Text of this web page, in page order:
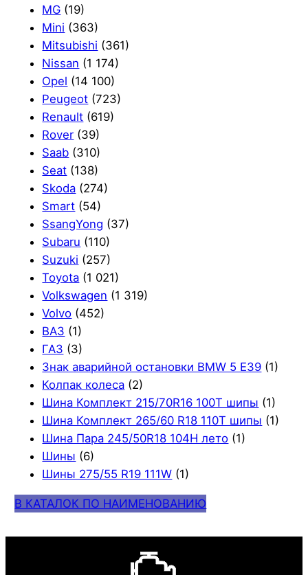
MG (19)
Mini (363)
Mitsubishi (361)
Nissan (1 174)
Opel (14 100)
Peugeot (723)
Renault (619)
Rover (39)
Saab (310)
Seat (138)
Skoda (274)
Smart (54)
SsangYong (37)
Subaru (110)
Suzuki (257)
Toyota (1 021)
Volkswagen (1 319)
Volvo (452)
ВАЗ (1)
ГАЗ (3)
Знак аварийной остановки BMW 5 E39 (1)
Колпак колеса (2)
Шина Комплект 215/70R16 100T шипы (1)
Шина Комплект 265/60 R18 110T шипы (1)
Шина Пара 245/50R18 104H лето (1)
Шины (6)
Шины 275/55 R19 111W (1)
В КАТАЛОК ПО НАИМЕНОВАНИЮ